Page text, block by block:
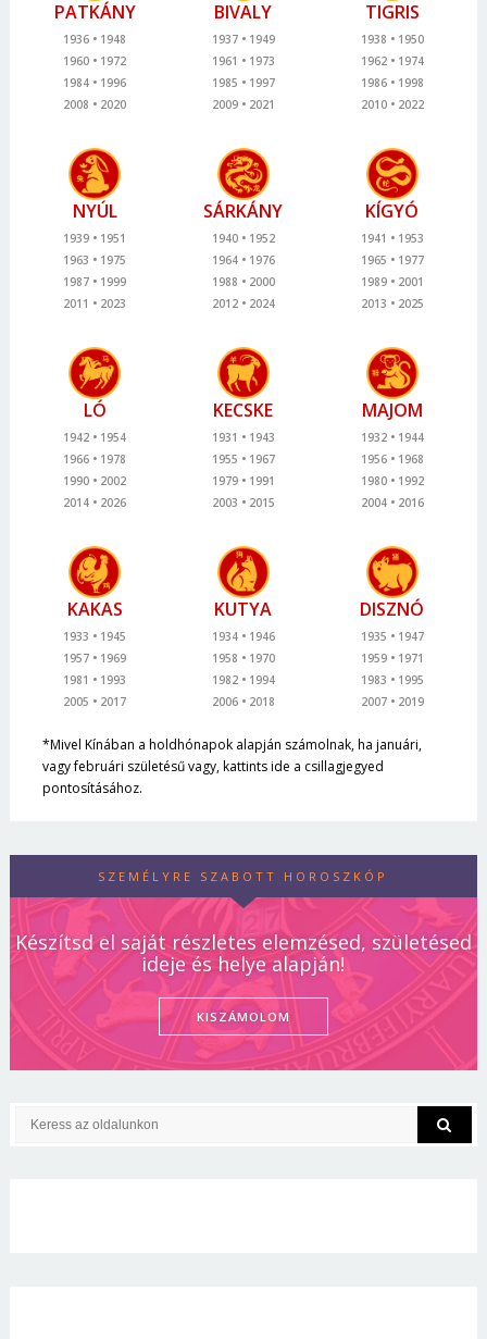
PATKÁNY
1936
1948
1960
1972
1984
1996
2008
2020
BIVALY
1937
1949
1961
1973
1985
1997
2009
2021
TIGRIS
1938
1950
1962
1974
1986
1998
2010
2022
NYÚL
1939
1951
1963
1975
1987
1999
2011
2023
SÁRKÁNY
1940
1952
1964
1976
1988
2000
2012
2024
KÍGYÓ
1941
1953
1965
1977
1989
2001
2013
2025
LÓ
1942
1954
1966
1978
1990
2002
2014
2026
KECSKE
1931
1943
1955
1967
1979
1991
2003
2015
MAJOM
1932
1944
1956
1968
1980
1992
2004
2016
KAKAS
1933
1945
1957
1969
1981
1993
2005
2017
KUTYA
1934
1946
1958
1970
1982
1994
2006
2018
DISZNÓ
1935
1947
1959
1971
1983
1995
2007
2019
*Mivel Kínában a holdhónapok alapján számolnak, ha januári,
vagy februári születésű vagy, kattints ide a csillagjegyed
pontosításához.
SZEMÉLYRE SZABOTT HOROSZKÓP
Készítsd el saját részletes elemzésed, születésed
ideje és helye alapján!
KISZÁMOLOM